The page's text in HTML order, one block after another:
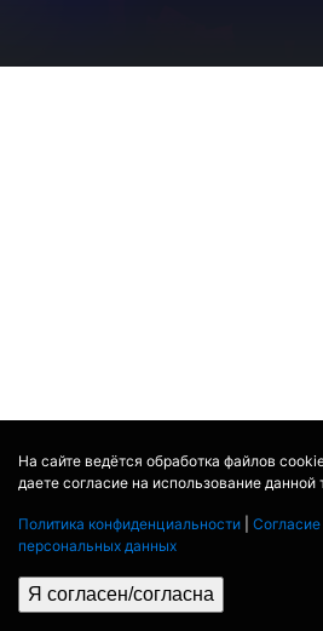
На сайте ведётся обработка файлов
даете согласие на использование данной
Политика конфиденциальности
Согласие
персональных данных
Я согласен/согласна